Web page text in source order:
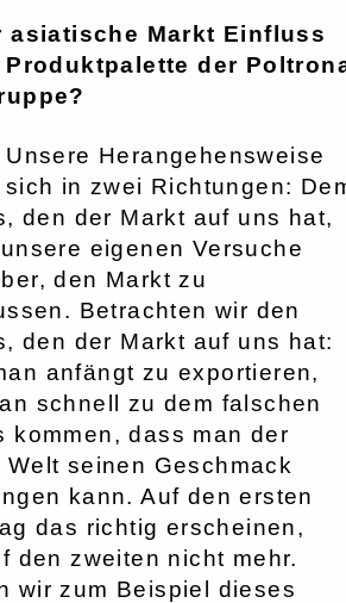
asiatische Markt Einfluss
Produktpalette der
Unsere Herangehensweise
sich in zwei Richtungen:
den der Markt auf uns hat,
eigenen Versuche
den Markt zu
Betrachten wir den
den der Markt auf uns hat:
anfängt zu exportieren,
schnell zu dem falschen
kommen, dass man der
Welt seinen Geschmack
kann. Auf den ersten
das richtig erscheinen,
den zweiten nicht mehr.
wir zum Beispiel dieses